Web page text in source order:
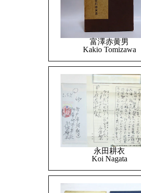
富澤赤黄男
Kakio Tomizawa
永田耕衣
Koi Nagata